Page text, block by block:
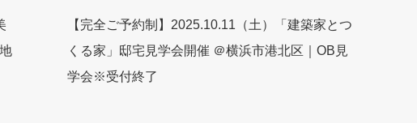
【完全ご予約制】2025.10.11（土）「建築家とつ
くる家」邸宅見学会開催 ＠横浜市港北区｜OB見
学会※受付終了